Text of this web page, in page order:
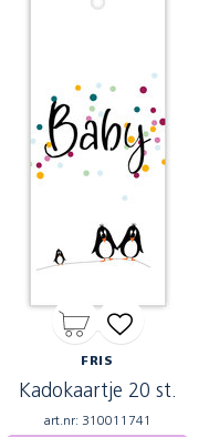
FRIS
Kadokaartje 20 st.
art.nr: 310011741